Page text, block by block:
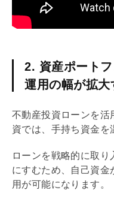
2. 資産ポート
運用の幅が拡大
不動産投資ローンを活
資では、手持ち資金を
ローンを戦略的に取
にすむため、自己資金
用が可能になります。